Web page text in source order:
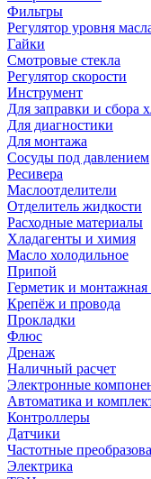
Фильтры
Регулятор уровня
Гайки
Смотровые стекла
Регулятор скорости
Инструмент
Для заправки и сбора
Для диагностики
Для монтажа
Сосуды под давлением
Ресивера
Маслоотделители
Отделитель жидкости
Расходные материалы
Хладагенты и химия
Масло холодильное
Припой
Герметик и монтажная
Крепёж и провода
Прокладки
Флюс
Дренаж
Наличный расчет
Электронные
Автоматика и
Контроллеры
Датчики
Частотные
Электрика